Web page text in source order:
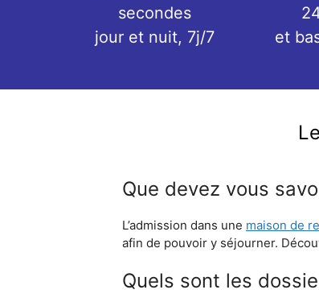
secondes
jour et nuit, 7j/7
et
Que devez vous
L’admission dans une maison de
afin de pouvoir y séjourner.
Quels sont les